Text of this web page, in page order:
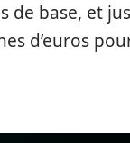
de base, et
d’euros